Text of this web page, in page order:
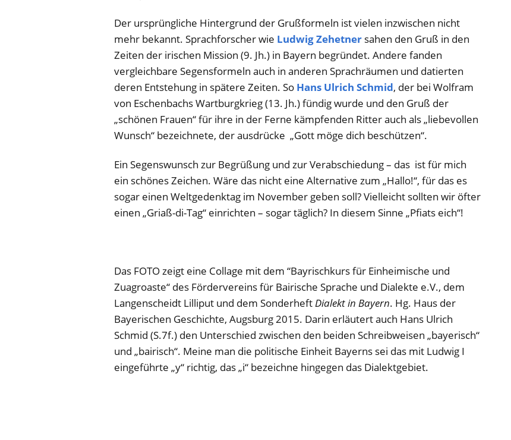
Der ursprüngliche Hintergrund der Grußformeln ist vielen inzwischen nicht
mehr bekannt. Sprachforscher wie Ludwig Zehetner sahen den Gruß in den
Zeiten der irischen Mission (9. Jh.) in Bayern begründet. Andere fanden
vergleichbare Segensformeln auch in anderen Sprachräumen und datierten
deren Entstehung in spätere Zeiten. So Hans Ulrich Schmid, der bei Wolfram
von Eschenbachs Wartburgkrieg (13. Jh.) fündig wurde und den Gruß der
„schönen Frauen“ für ihre in der Ferne kämpfenden Ritter auch als „liebevollen
Wunsch“ bezeichnete, der ausdrücke „Gott möge dich beschützen“.
Ein Segenswunsch zur Begrüßung und zur Verabschiedung – das ist für mich
ein schönes Zeichen. Wäre das nicht eine Alternative zum „Hallo!“, für das es
sogar einen Weltgedenktag im November geben soll? Vielleicht sollten wir öfter
einen „Griaß-di-Tag“ einrichten – sogar täglich? In diesem Sinne „Pfiats eich“!
Das FOTO zeigt eine Collage mit dem “Bayrischkurs für Einheimische und
Zuagroaste“ des Fördervereins für Bairische Sprache und Dialekte e.V., dem
Langenscheidt Lilliput und dem SonderheftDialekt in Bayern. Hg. Haus der
Bayerischen Geschichte, Augsburg 2015. Darin erläutert auch Hans Ulrich
Schmid (S.7f.) den Unterschied zwischen den beiden Schreibweisen „bayerisch“
und „bairisch“. Meine man die politische Einheit Bayerns sei das mit Ludwig I
eingeführte „y“ richtig, das „i“ bezeichne hingegen das Dialektgebiet.